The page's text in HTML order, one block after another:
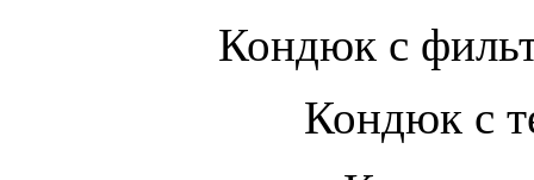
Кондюк с
Кондюк с